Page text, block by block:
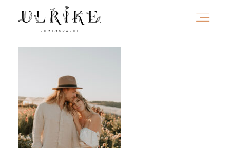
A PROPOS
PORTFOLIO